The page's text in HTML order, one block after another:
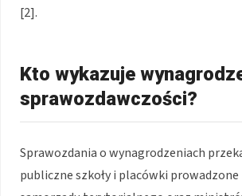
[2].
Kto wykazuje
sprawozdawczości?
Sprawozdania o wynagrodzeniach
publiczne szkoły i placówki